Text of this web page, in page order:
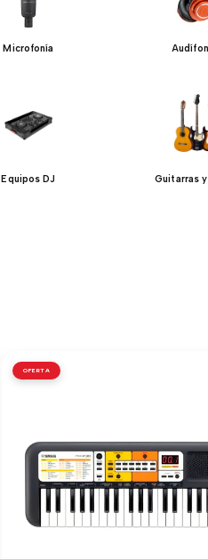
Microfonía
Equipos DJ Guitarras
OFERTA